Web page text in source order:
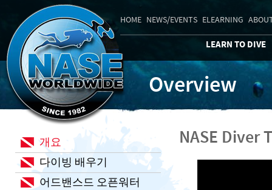
HOME NEWS/EVENTS ELEARNING
LEARN TO DIVE
Overview
NASE Diver
개요
다이빙 배우기
어드밴스드 오픈워터